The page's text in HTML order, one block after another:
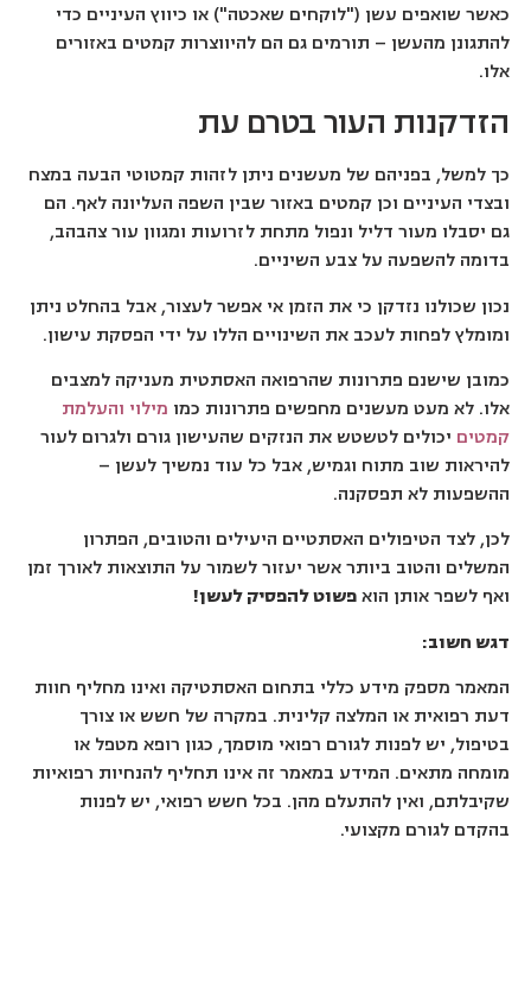
כאשר שואפים עשן ("לוקחים שאכטה") או כיווץ העיניים כדי
להתגונן מהעשן – תורמים גם הם להיווצרות קמטים באזורים
אלו.
הזדקנות העור בטרם עת
כך למשל, בפניהם של מעשנים ניתן לזהות קמטוטי הבעה במצח
ובצדי העיניים וכן קמטים באזור שבין השפה העליונה לאף. הם
גם יסבלו מעור דליל ונפול מתחת לזרועות ומגוון עור צהבהב,
בדומה להשפעה על צבע השיניים.
נכון שכולנו נזדקן כי את הזמן אי אפשר לעצור, אבל בהחלט ניתן
ומומלץ לפחות לעכב את השינויים הללו על ידי הפסקת עישון.
כמובן שישנם פתרונות שהרפואה האסתטית מעניקה למצבים
אלו. לא מעט מעשנים מחפשים פתרונות כמו מילוי והעלמת
קמטים יכולים לטשטש את הנזקים שהעישון גורם ולגרום לעור
להיראות שוב מתוח וגמיש, אבל כל עוד נמשיך לעשן –
ההשפעות לא תפסקנה.
לכן, לצד הטיפולים האסתטיים היעילים והטובים, הפתרון
המשלים והטוב ביותר אשר יעזור לשמור על התוצאות לאורך זמן
ואף לשפר אותן הואפשוט להפסיק לעשן!
דגש חשוב:
המאמר מספק מידע כללי בתחום האסתטיקה ואינו מחליף חוות
דעת רפואית או המלצה קלינית. במקרה של חשש או צורך
בטיפול, יש לפנות לגורם רפואי מוסמך, כגון רופא מטפל או
מומחה מתאים. המידע במאמר זה אינו תחליף להנחיות רפואיות
שקיבלתם, ואין להתעלם מהן. בכל חשש רפואי, יש לפנות
בהקדם לגורם מקצועי.